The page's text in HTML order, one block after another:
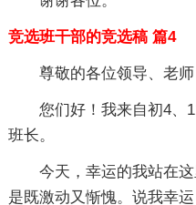
竞选班干部的竞选稿 篇4
尊敬的各位领导、老师
您们好！我来自初4、
班长。
今天，幸运的我站在
是既激动又惭愧。说我幸